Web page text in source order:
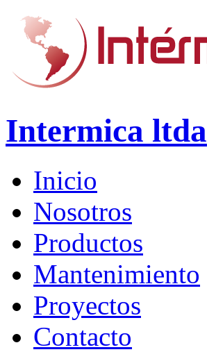
Intermica ltda
Inicio
Nosotros
Productos
Mantenimiento
Proyectos
Contacto